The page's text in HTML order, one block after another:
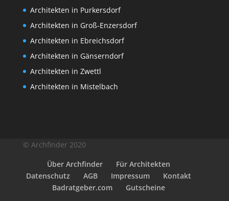
Architekten in Purkersdorf
Architekten in Groß-Enzersdorf
Architekten in Ebreichsdorf
Architekten in Gänserndorf
Architekten in Zwettl
Architekten in Mistelbach
© Archfinder 2020
Über Archfinder
Für Architekten
Datenschutz
AGB Impressum
Kontakt
Badratgeber.com
Gutscheine